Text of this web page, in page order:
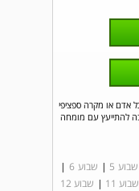
אדם או מקרה ספציפי
להתייעץ עם מומחה
שבוע 5 | שבוע 6
|
שבוע 11 | שבוע 12